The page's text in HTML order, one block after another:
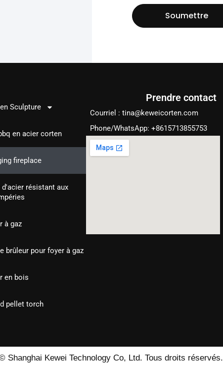
Soumettre
Sculpture
en acier corten
fireplace
d'acier résistant aux
à gaz
brûleur pour foyer à gaz
en bois
pellet torch
Prendre contact
Courriel : tina@keweicorten.com
Phone/WhatsApp: +8615713855753
Shanghai Kewei Technology Co, Ltd. Tous droits réservés.